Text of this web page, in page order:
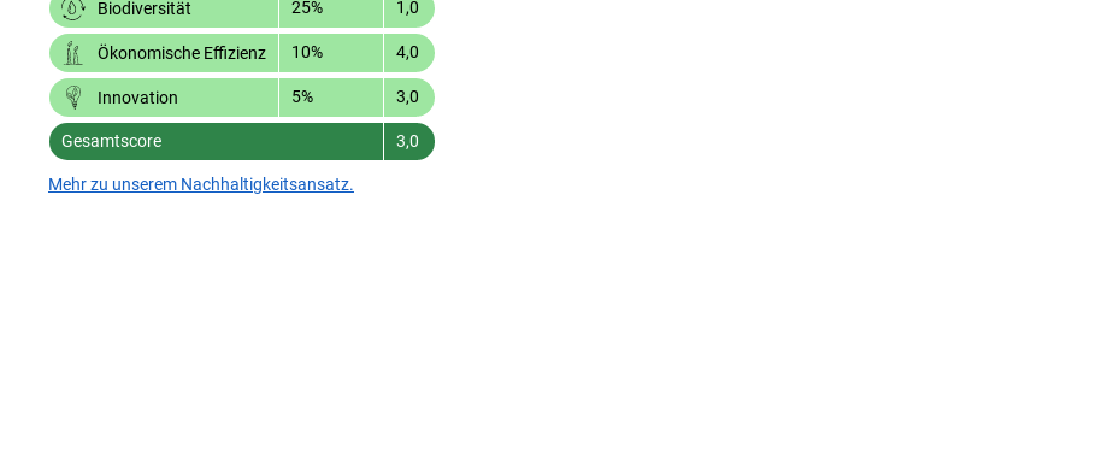
Biodiversität 25% 1,0
Ökonomische Effizienz 10% 4,0
Innovation 5% 3,0
Gesamtscore 3,0
Mehr zu unserem Nachhaltigkeitsansatz.